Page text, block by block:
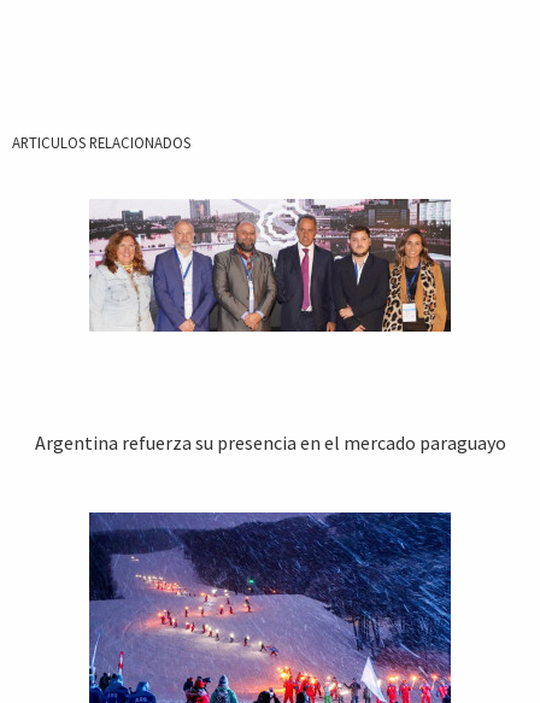
ARTICULOS RELACIONADOS
Argentina refuerza su presencia en el mercado paraguayo